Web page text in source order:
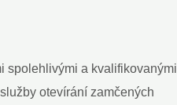
spolehlivými a‍ kvalifikovanými
otevírání ⁤zamčených